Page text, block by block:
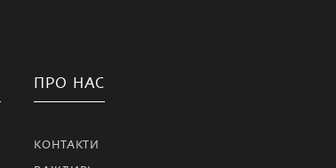
ПРО НАС
КОНТАКТИ